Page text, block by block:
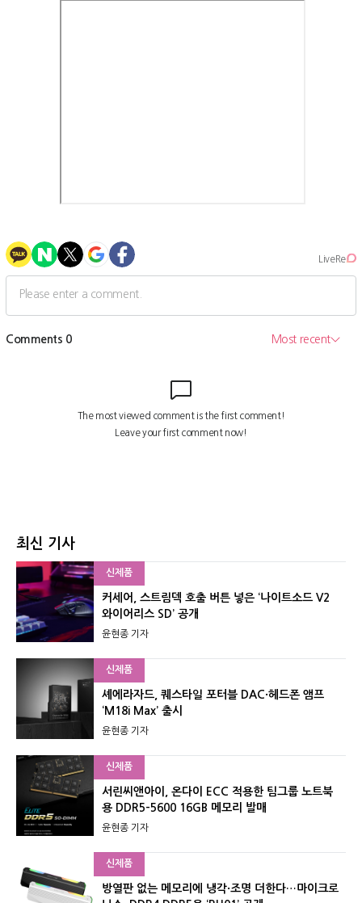
최신 기사
신제품
커세어, 스트림덱 호출 버튼 넣은 ‘나이트소드 V2
와이어리스 SD’ 공개
윤현종 기자
신제품
셰에라자드, 퀘스타일 포터블 DAC·헤드폰 앰프
‘M18i Max’ 출시
윤현종 기자
신제품
서린씨앤아이, 온다이 ECC 적용한 팀그룹 노트북
용 DDR5-5600 16GB 메모리 발매
윤현종 기자
신제품
방열판 없는 메모리에 냉각·조명 더한다…마이크로